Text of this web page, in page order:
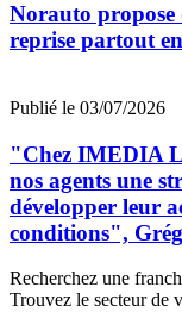
Norauto propose
reprise partout
Publié le 03/07/2026
"Chez IMEDIA
nos agents une
développer leur
conditions",
Recherchez une
Trouvez le secteur de